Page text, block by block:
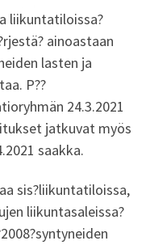
liikuntatiloissa?
ainoastaan
lasten ja
P??
24.3.2021
jatkuvat myös
saakka.
sis?liikuntatiloissa,
liikuntasaleissa?